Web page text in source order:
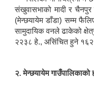
संखुवासभाको मादी र चैनपुर
(मेन्छयायेम डाँडा) सम्म
सामुदायिक वनले ढाकेको
२२३८ हे., असिंचित हुने
२. मेन्छयायेम गाउँपालिकाको